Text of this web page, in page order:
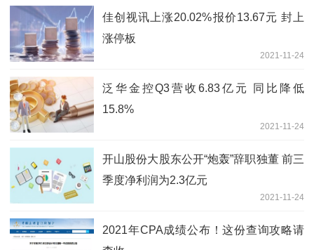
佳创视讯上涨20.02%报价13.67元 封上
涨停板
2021-11-24
泛华金控Q3营收6.83亿元 同比降低
15.8%
2021-11-24
开山股份大股东公开“炮轰”辞职独董 前三
季度净利润为2.3亿元
2021-11-24
2021年CPA成绩公布！这份查询攻略请